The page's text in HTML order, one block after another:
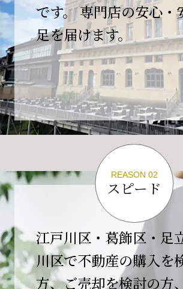
誠に勝手ながら、弊社開業10周年
の為、
４月２６日(日)は臨時休業とさせて
す。
これもひとえに皆様のご支援の賜物と、心よ
げます。
ご不便をおかけしますが、何卒よろ
いたします。
翌日より通常営業いたします。
【開業10周年のご挨拶】
平素より格別のご高配を賜り、誠に
ございます。
おかげさまで当社は、2026年2月1日
て開業10周年を迎えることができま
です。 専門店の安心・
足を届けます。
REASON 02
スピード
江戸川区・葛飾区・足
川区で不動産の購入を
方、ご売却を検討の方